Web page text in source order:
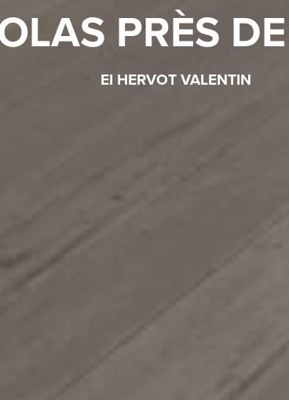
PRÈS
EI HERVOT VALENTIN